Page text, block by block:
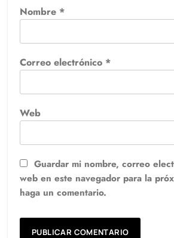
Nombre *
Correo electrónico *
Web
Guardar mi nombre, correo
web en este navegador para la
haga un comentario.